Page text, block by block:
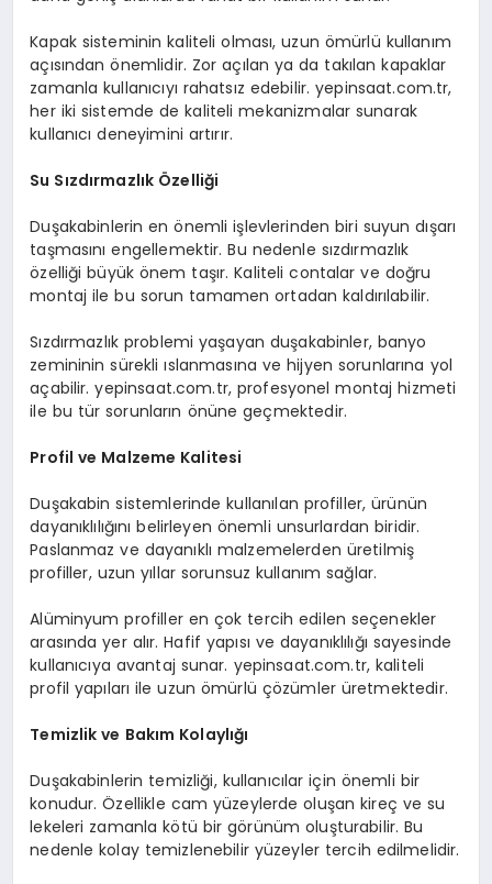
Kapak sisteminin kaliteli olması, uzun ömürlü kullanım
açısından önemlidir. Zor açılan ya da takılan kapaklar
zamanla kullanıcıyı rahatsız edebilir. yepinsaat.com.tr,
her iki sistemde de kaliteli mekanizmalar sunarak
kullanıcı deneyimini artırır.
Su Sızdırmazlık Özelliği
Duşakabinlerin en önemli işlevlerinden biri suyun dışarı
taşmasını engellemektir. Bu nedenle sızdırmazlık
özelliği büyük önem taşır. Kaliteli contalar ve doğru
montaj ile bu sorun tamamen ortadan kaldırılabilir.
Sızdırmazlık problemi yaşayan duşakabinler, banyo
zemininin sürekli ıslanmasına ve hijyen sorunlarına yol
açabilir. yepinsaat.com.tr, profesyonel montaj hizmeti
ile bu tür sorunların önüne geçmektedir.
Profil ve Malzeme Kalitesi
Duşakabin sistemlerinde kullanılan profiller, ürünün
dayanıklılığını belirleyen önemli unsurlardan biridir.
Paslanmaz ve dayanıklı malzemelerden üretilmiş
profiller, uzun yıllar sorunsuz kullanım sağlar.
Alüminyum profiller en çok tercih edilen seçenekler
arasında yer alır. Hafif yapısı ve dayanıklılığı sayesinde
kullanıcıya avantaj sunar. yepinsaat.com.tr, kaliteli
profil yapıları ile uzun ömürlü çözümler üretmektedir.
Temizlik ve Bakım Kolaylığı
Duşakabinlerin temizliği, kullanıcılar için önemli bir
konudur. Özellikle cam yüzeylerde oluşan kireç ve su
lekeleri zamanla kötü bir görünüm oluşturabilir. Bu
nedenle kolay temizlenebilir yüzeyler tercih edilmelidir.